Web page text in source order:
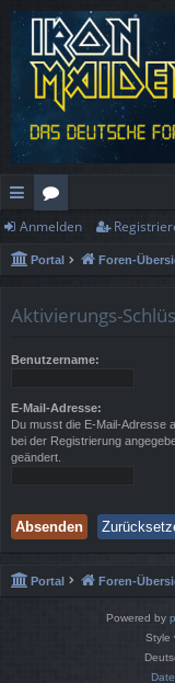
ch
ne
f
or
en
Anmelden
Portal Foren-
Aktivierungs-
Benutzername:
E-Mail-Adresse:
Du musst die E-Mail-Adresse
bei der Registrierung
geändert.
Portal Foren-
Powered by
Style